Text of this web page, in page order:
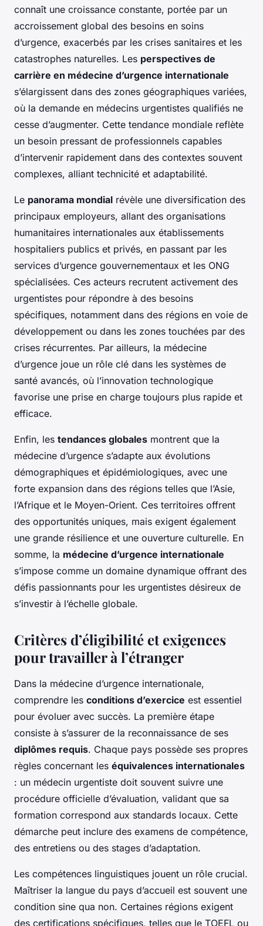
connaît une croissance constante, portée par un
accroissement global des besoins en soins
d’urgence, exacerbés par les crises sanitaires et les
catastrophes naturelles. Les perspectives de
carrière en médecine d’urgence internationale
s’élargissent dans des zones géographiques variées,
où la demande en médecins urgentistes qualifiés ne
cesse d’augmenter. Cette tendance mondiale reflète
un besoin pressant de professionnels capables
d’intervenir rapidement dans des contextes souvent
complexes, alliant technicité et adaptabilité.
Le panorama mondial révèle une diversification des
principaux employeurs, allant des organisations
humanitaires internationales aux établissements
hospitaliers publics et privés, en passant par les
services d’urgence gouvernementaux et les ONG
spécialisées. Ces acteurs recrutent activement des
urgentistes pour répondre à des besoins
spécifiques, notamment dans des régions en voie de
développement ou dans les zones touchées par des
crises récurrentes. Par ailleurs, la médecine
d’urgence joue un rôle clé dans les systèmes de
santé avancés, où l’innovation technologique
favorise une prise en charge toujours plus rapide et
efficace.
Enfin, les tendances globales montrent que la
médecine d’urgence s’adapte aux évolutions
démographiques et épidémiologiques, avec une
forte expansion dans des régions telles que l’Asie,
l’Afrique et le Moyen-Orient. Ces territoires offrent
des opportunités uniques, mais exigent également
une grande résilience et une ouverture culturelle. En
somme, la médecine d’urgence internationale
s’impose comme un domaine dynamique offrant des
défis passionnants pour les urgentistes désireux de
s’investir à l’échelle globale.
Critères d’éligibilité et exigences
pour travailler à l’étranger
Dans la médecine d’urgence internationale,
comprendre les conditions d’exercice est essentiel
pour évoluer avec succès. La première étape
consiste à s’assurer de la reconnaissance de ses
diplômes requis. Chaque pays possède ses propres
règles concernant les équivalences internationales
: un médecin urgentiste doit souvent suivre une
procédure officielle d’évaluation, validant que sa
formation correspond aux standards locaux. Cette
démarche peut inclure des examens de compétence,
des entretiens ou des stages d’adaptation.
Les compétences linguistiques jouent un rôle crucial.
Maîtriser la langue du pays d’accueil est souvent une
condition sine qua non. Certaines régions exigent
des certifications spécifiques, telles que le TOEFL ou